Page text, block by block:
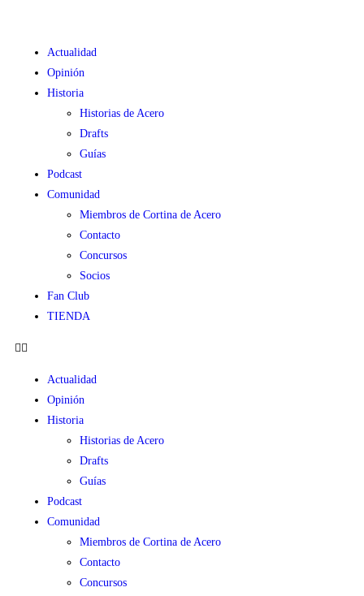
Actualidad
Opinión
Historia
Historias de Acero
Drafts
Guías
Podcast
Comunidad
Miembros de Cortina de Acero
Contacto
Concursos
Socios
Fan Club
TIENDA
Actualidad
Opinión
Historia
Historias de Acero
Drafts
Guías
Podcast
Comunidad
Miembros de Cortina de Acero
Contacto
Concursos